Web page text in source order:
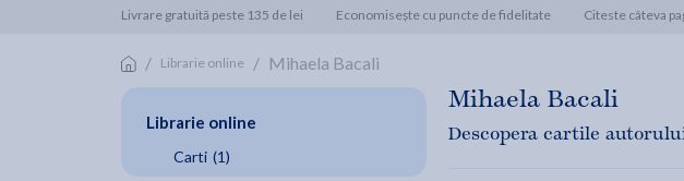
Livrare gratuită peste 135 de lei Economisește cu puncte de fidelitate Citeste câteva
/ Librarie online / Mihaela Bacali
Librarie online
Carti (1)
Mihaela Bacali
Descopera cartile